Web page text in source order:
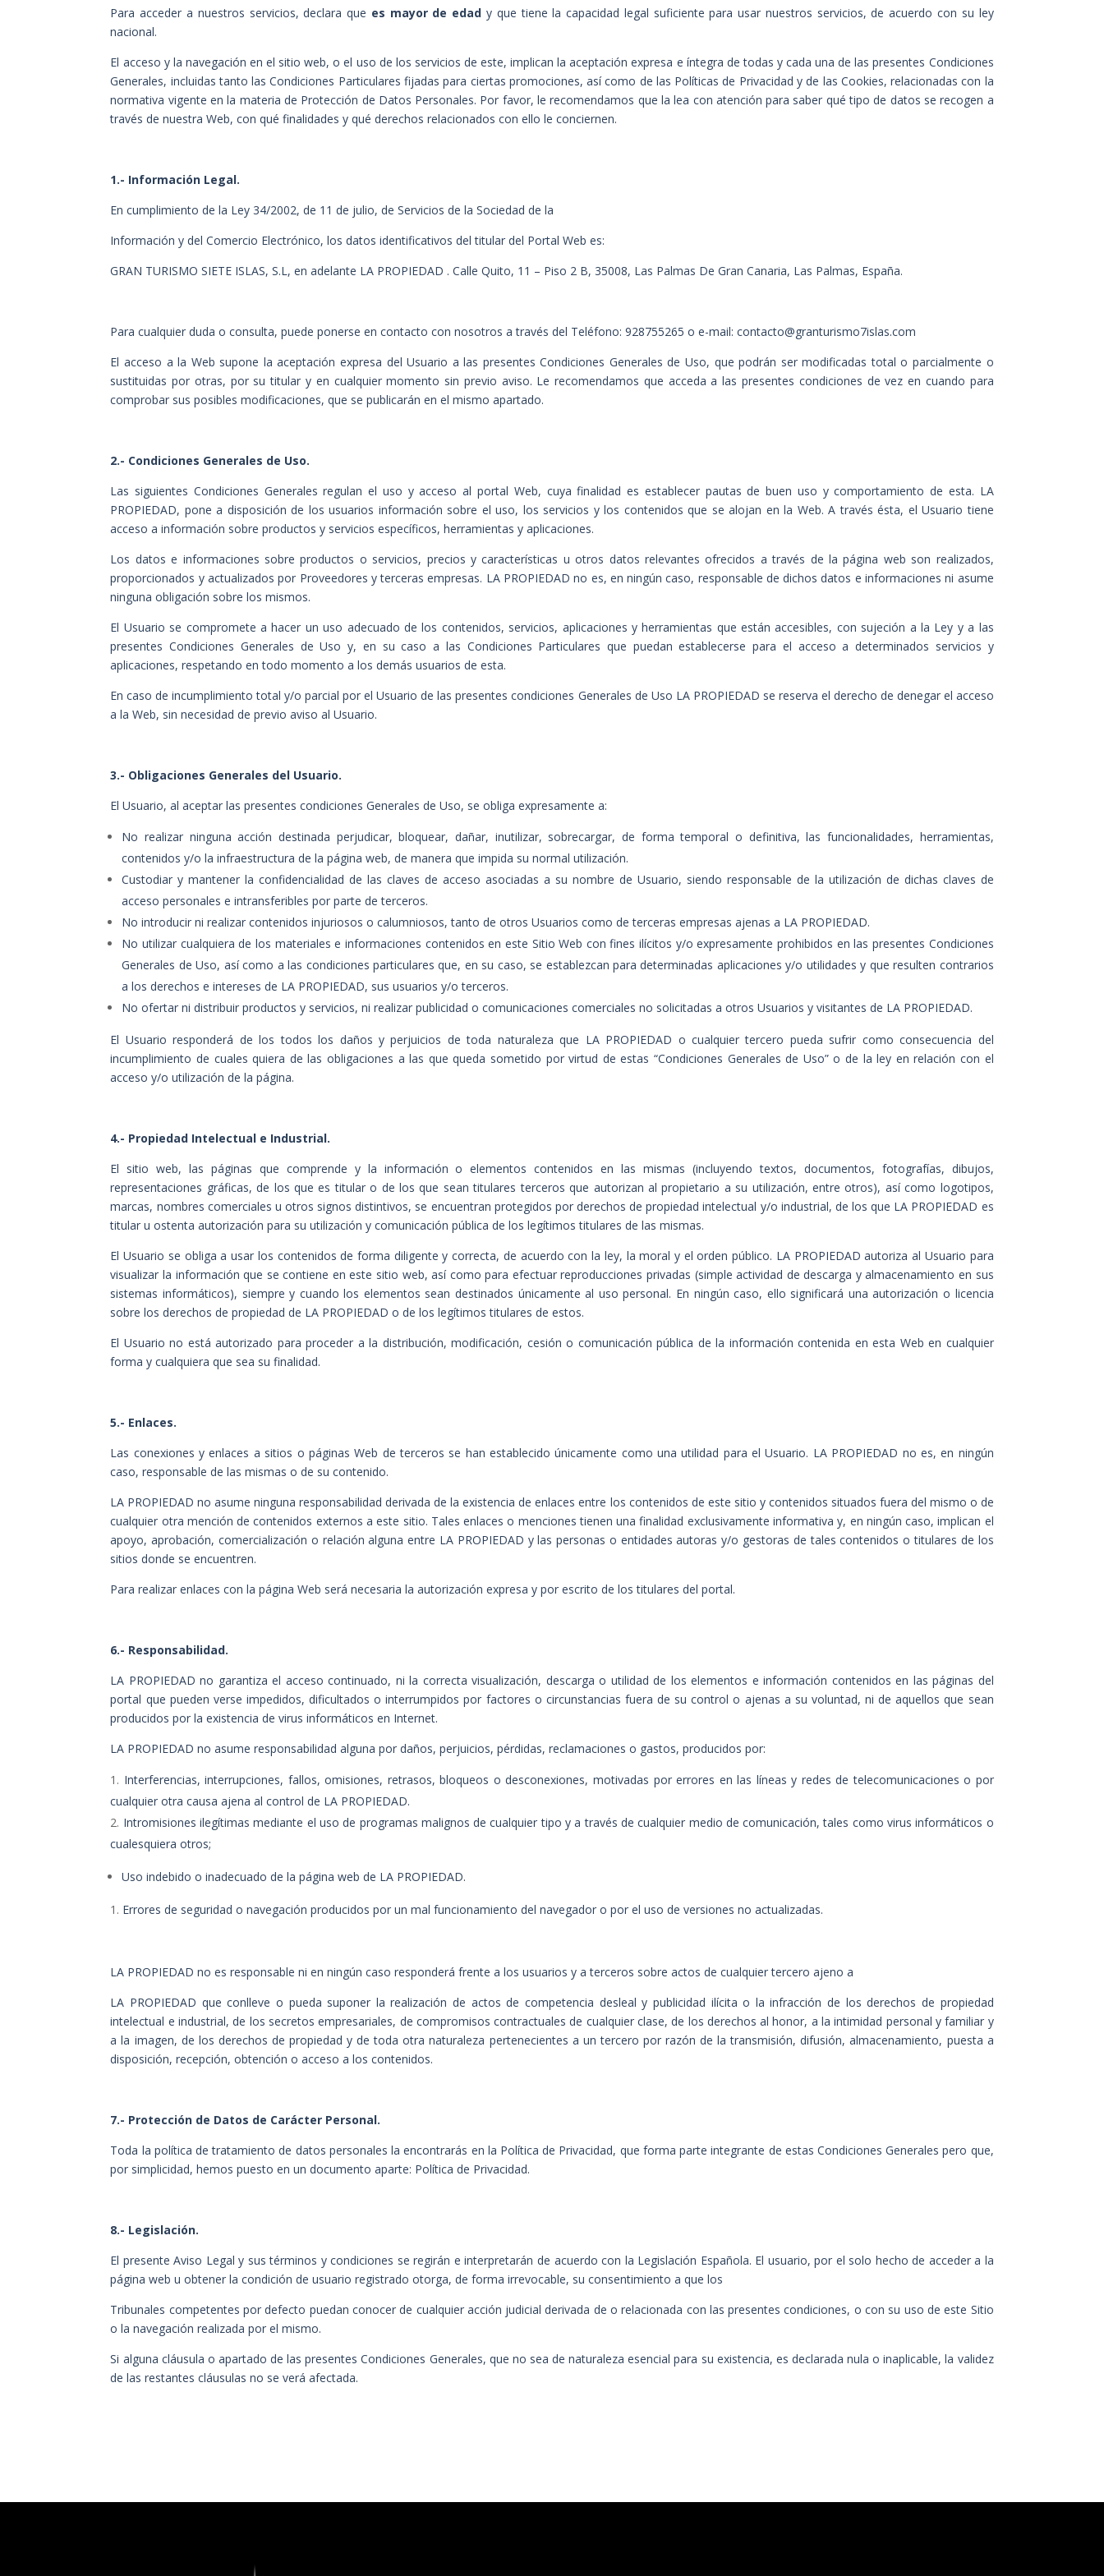
Para acceder a nuestros servicios, declara que es mayor de edad y que tiene la capacidad legal suficiente para usar nuestros servicios, de acuerdo con su ley
nacional.
El acceso y la navegación en el sitio web, o el uso de los servicios de este, implican la aceptación expresa e íntegra de todas y cada una de las presentes Condiciones
Generales, incluidas tanto las Condiciones Particulares fijadas para ciertas promociones, así como de las Políticas de Privacidad y de las Cookies, relacionadas con la
normativa vigente en la materia de Protección de Datos Personales. Por favor, le recomendamos que la lea con atención para saber qué tipo de datos se recogen a
través de nuestra Web, con qué finalidades y qué derechos relacionados con ello le conciernen.
1.- Información Legal.
En cumplimiento de la Ley 34/2002, de 11 de julio, de Servicios de la Sociedad de la
Información y del Comercio Electrónico, los datos identificativos del titular del Portal Web es:
GRAN TURISMO SIETE ISLAS, S.L, en adelante LA PROPIEDAD . Calle Quito, 11 – Piso 2 B, 35008, Las Palmas De Gran Canaria, Las Palmas, España.
Para cualquier duda o consulta, puede ponerse en contacto con nosotros a través del Teléfono: 928755265 o e-mail: contacto@granturismo7islas.com
El acceso a la Web supone la aceptación expresa del Usuario a las presentes Condiciones Generales de Uso, que podrán ser modificadas total o parcialmente o
sustituidas por otras, por su titular y en cualquier momento sin previo aviso. Le recomendamos que acceda a las presentes condiciones de vez en cuando para
comprobar sus posibles modificaciones, que se publicarán en el mismo apartado.
2.- Condiciones Generales de Uso.
Las siguientes Condiciones Generales regulan el uso y acceso al portal Web, cuya finalidad es establecer pautas de buen uso y comportamiento de esta. LA
PROPIEDAD, pone a disposición de los usuarios información sobre el uso, los servicios y los contenidos que se alojan en la Web. A través ésta, el Usuario tiene
acceso a información sobre productos y servicios específicos, herramientas y aplicaciones.
Los datos e informaciones sobre productos o servicios, precios y características u otros datos relevantes ofrecidos a través de la página web son realizados,
proporcionados y actualizados por Proveedores y terceras empresas. LA PROPIEDAD no es, en ningún caso, responsable de dichos datos e informaciones ni asume
ninguna obligación sobre los mismos.
El Usuario se compromete a hacer un uso adecuado de los contenidos, servicios, aplicaciones y herramientas que están accesibles, con sujeción a la Ley y a las
presentes Condiciones Generales de Uso y, en su caso a las Condiciones Particulares que puedan establecerse para el acceso a determinados servicios y
aplicaciones, respetando en todo momento a los demásusuarios de esta.
En caso de incumplimiento total y/o parcial por el Usuario de las presentes condiciones Generales de Uso LA PROPIEDAD se reserva el derecho de denegar el acceso
a la Web, sin necesidad de previo aviso al Usuario.
3.- Obligaciones Generales del Usuario.
El Usuario, al aceptar las presentes condiciones Generales de Uso, se obliga expresamente a:
No realizar ninguna acción destinada perjudicar, bloquear, dañar, inutilizar, sobrecargar, de forma temporal o definitiva, las funcionalidades, herramientas,
contenidos y/o la infraestructura de la página web, de manera que impida su normal utilización.
Custodiar y mantener la confidencialidad de las claves de acceso asociadas a su nombre de Usuario, siendo responsable de la utilización de dichas claves de
acceso personales e intransferibles por parte de terceros.
No introducir ni realizar contenidos injuriosos o calumniosos, tanto de otros Usuarios como de terceras empresas ajenas a LA PROPIEDAD.
No utilizar cualquiera de los materiales e informaciones contenidos en este Sitio Web con fines ilícitos y/o expresamente prohibidos en las presentes Condiciones
Generales de Uso, así como a las condiciones particulares que, en su caso, se establezcan para determinadas aplicaciones y/o utilidades y que resulten contrarios
a los derechos e intereses de LA PROPIEDAD, sus usuarios y/o terceros.
No ofertar ni distribuir productos y servicios, ni realizar publicidad o comunicaciones comerciales no solicitadas a otros Usuarios y visitantes de LA PROPIEDAD.
El Usuario responderá de los todos los daños y perjuicios de toda naturaleza que LA PROPIEDAD o cualquier tercero pueda sufrir como consecuencia del
incumplimiento de cuales quiera de las obligaciones a las que queda sometido por virtud de estas “Condiciones Generales de Uso” o de la ley en relación con el
acceso y/o utilización de la página.
4.- Propiedad Intelectual e Industrial.
El sitio web, las páginas que comprende y la información o elementos contenidos en las mismas (incluyendo textos, documentos, fotografías, dibujos,
representaciones gráficas, de los que es titular o de los que sean titulares terceros que autorizan al propietario a su utilización, entre otros), así como logotipos,
marcas, nombres comerciales u otros signos distintivos, se encuentran protegidos por derechos de propiedad intelectual y/o industrial, de los que LA PROPIEDAD es
titular u ostenta autorización para su utilización y comunicación pública de los legítimos titulares de las mismas.
El Usuario se obliga a usar los contenidos de forma diligente y correcta, de acuerdo con la ley, la moral y el orden público. LA PROPIEDAD autoriza al Usuario para
visualizar la información que se contiene en este sitio web, así como para efectuar reproducciones privadas (simple actividad de descarga y almacenamiento en sus
sistemas informáticos), siempre y cuando los elementos sean destinados únicamente al uso personal. En ningún caso, ello significará una autorización o licencia
sobre los derechos de propiedad de LA PROPIEDADo de los legítimos titulares de estos.
El Usuario no está autorizado para proceder a la distribución, modificación, cesión o comunicación pública de la información contenida en esta Web en cualquier
forma y cualquiera que sea su finalidad.
5.- Enlaces.
Las conexiones y enlaces a sitios o páginas Web de terceros se han establecido únicamente como una utilidad para el Usuario. LA PROPIEDAD no es, en ningún
caso, responsable de las mismas o de su contenido.
LA PROPIEDAD no asume ninguna responsabilidad derivada de la existencia de enlaces entre los contenidos de este sitio y contenidos situados fuera del mismo o de
cualquier otra mención de contenidos externos a este sitio. Tales enlaces o menciones tienen una finalidad exclusivamente informativa y, en ningún caso, implican el
apoyo, aprobación, comercialización o relación alguna entre LA PROPIEDAD y las personas o entidades autoras y/o gestoras de tales contenidos o titulares de los
sitios donde se encuentren.
Para realizar enlaces con la página Web será necesaria la autorización expresa y por escrito de los titulares del portal.
6.- Responsabilidad.
LA PROPIEDAD no garantiza el acceso continuado, ni la correcta visualización, descarga o utilidad de los elementos e información contenidos en las páginas del
portal que pueden verse impedidos, dificultados o interrumpidos por factores o circunstancias fuera de su control o ajenas a su voluntad, ni de aquellos que sean
producidos por la existencia de virus informáticos en Internet.
LA PROPIEDAD no asume responsabilidad alguna por daños, perjuicios, pérdidas, reclamaciones o gastos, producidos por:
Interferencias, interrupciones, fallos, omisiones, retrasos, bloqueos o desconexiones, motivadas por errores en las líneas y redes de telecomunicaciones o por
cualquier otra causa ajena al control de LA PROPIEDAD.
Intromisiones ilegítimas mediante el uso de programas malignos de cualquier tipo y a través de cualquier medio de comunicación, tales como virus informáticos o
cualesquiera otros;
Uso indebido o inadecuado de la página web de LA PROPIEDAD.
Errores de seguridad o navegación producidos por un mal funcionamiento del navegador o por el uso de versiones no actualizadas.
LA PROPIEDAD no es responsable ni en ningún caso responderá frente a los usuarios y a terceros sobre actos de cualquier tercero ajeno a
LA PROPIEDAD que conlleve o pueda suponer la realización de actos de competencia desleal y publicidad ilícita o la infracción de los derechos de propiedad
intelectual e industrial, de los secretos empresariales, de compromisos contractuales de cualquier clase, de los derechos al honor, a la intimidad personal y familiar y
a la imagen, de los derechos de propiedad y de toda otra naturaleza pertenecientes a un tercero por razón de la transmisión, difusión, almacenamiento, puesta a
disposición, recepción, obtención o acceso a los contenidos.
7.- Protección de Datos de Carácter Personal.
Toda la política de tratamiento de datos personales la encontrarás en la Política de Privacidad, que forma parte integrante de estas Condiciones Generales pero que,
por simplicidad, hemos puesto en un documento aparte: Política de Privacidad.
8.- Legislación.
El presente Aviso Legal y sus términos y condiciones se regirán e interpretarán de acuerdo con la Legislación Española. El usuario, por el solo hecho de acceder a la
página web u obtener la condición de usuario registrado otorga, de forma irrevocable, su consentimiento a que los
Tribunales competentes por defecto puedan conocer de cualquier acción judicial derivada de o relacionada con las presentes condiciones, o con su uso de este Sitio
o la navegación realizada por el mismo.
Si alguna cláusula o apartado de las presentes Condiciones Generales, que no sea de naturaleza esencial para su existencia, es declarada nula o inaplicable, la validez
de las restantes cláusulas no se verá afectada.